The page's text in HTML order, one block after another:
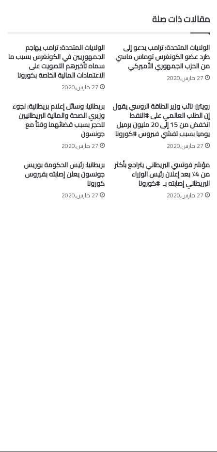
مقالات ذات صلة
الولايات المتحدة: ترامب يدعو إلى
طرد عضو الكونغرس توماس ماسي
من الحزب الجمهوري الأميركي
27 مارس,2020
الولايات المتحدة: ترامب يهاجم
الجمهوريين في الكونغرس بسبب ما
سماه تأخيرهم التصويت على
الاعتمادات المالية الخاصة بكورونا
27 مارس,2020
رويترز: نائب وزير الطاقة الروسي يقول
إن الطلب العالمي على #النفط
انخفض من 15 إلى 20 مليون برميل
يوميا بسبب تفشي فيروس #كورونا
27 مارس,2020
بريطانيا: وسائل إعلام بريطانية: لجوء
وزيري الصحة والمالية البريطانيين
للحجر بسبب قضائهما وقتاً مع
جونسون
27 مارس,2020
مؤشر فوتسي البريطاني يتراجع بأكثر
من 4٪ بعد إعلان رئيس الوزراء
البريطاني إصابته بـ ⁧ #كورونا⁩
27 مارس,2020
بريطانيا: رئيس الحكومة بوريس
جونسون يعلن إصابته بفيروس
كورونا
27 مارس,2020